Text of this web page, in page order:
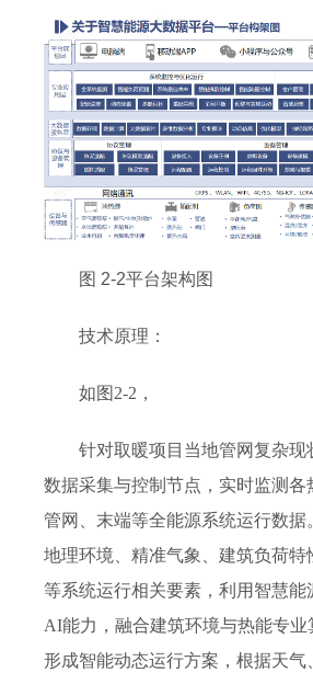
图 2-2平台架构图
技术原理：
如图2-2，
针对取暖项目当地管网复杂现
数据采集与控制节点，实时监测各
管网、末端等全能源系统运行数据
地理环境、精准气象、建筑负荷特
等系统运行相关要素，利用智慧能
AI能力，融合建筑环境与热能专业
形成智能动态运行方案，根据天气